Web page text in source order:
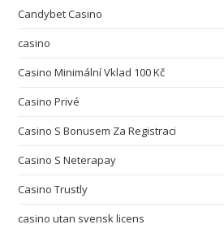
Candybet Casino
casino
Casino Minimální Vklad 100 Kč
Casino Privé
Casino S Bonusem Za Registraci
Casino S Neterapay
Casino Trustly
casino utan svensk licens